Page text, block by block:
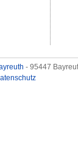
- 95447